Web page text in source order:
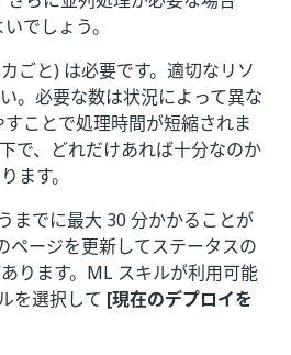
でしょう。
ごと) は必要です。適切なリソ
。必要な数は状況によって異な
ことで処理時間が短縮されま
で、どれだけあれば十分なのか
ます。
までに最大 30 分かかることが
ページを更新してステータスの
ります。ML スキルが利用可能
を選択して [現在のデプロイを